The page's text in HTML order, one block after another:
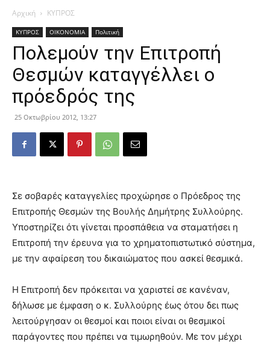
Αρχική ΚΥΠΡΟΣ
ΚΥΠΡΟΣ ΟΙΚΟΝΟΜΙΑ Πολιτική
Πολεμούν την Επιτροπή
Θεσμών καταγγέλλει ο
πρόεδρός της
25 Οκτωβρίου 2012, 13:27
Σε σοβαρές καταγγελίες προχώρησε ο Πρόεδρος της
Επιτροπής Θεσμών της Βουλής Δημήτρης Συλλούρης.
Υποστηρίζει ότι γίνεται προσπάθεια να σταματήσει η
Επιτροπή την έρευνα για το χρηματοπιστωτικό σύστημα,
με την αφαίρεση του δικαιώματος που ασκεί θεσμικά.
Η Επιτροπή δεν πρόκειται να χαριστεί σε κανέναν,
δήλωσε με έμφαση ο κ. Συλλούρης έως ότου δει πως
λειτούργησαν οι θεσμοί και ποιοι είναι οι θεσμικοί
παράγοντες που πρέπει να τιμωρηθούν. Με τον μέχρι